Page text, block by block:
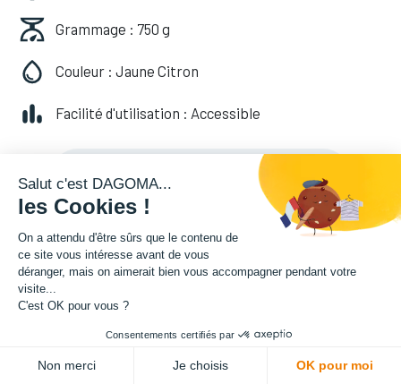
Grammage : 750 g
Couleur : Jaune Citron
Facilité d'utilisation : Accessible
20,82€HT
(20,82 TVA comprise)
Salut c'est DAGOMA...
les Cookies !
On a attendu d'être sûrs que le contenu de
ce site vous intéresse avant de vous
déranger, mais on aimerait bien vous accompagner pendant votre
visite...
C'est OK pour vous ?
Consentements certifiés par
Non merci Je choisis OK pour moi